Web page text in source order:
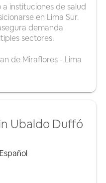
instituciones de salud
en Lima Sur.
demanda
sectores.
de Miraflores - Lima
Ubaldo Duffó
Español